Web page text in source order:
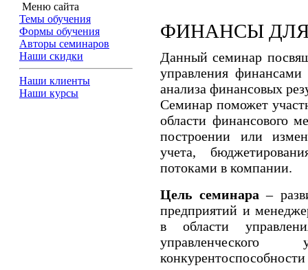
Меню сайта
Темы обучения
Формы обучения
Авторы семинаров
Наши скидки
Наши клиенты
Наши курсы
ФИНАНСЫ
Данный семинар
управления
анализа финансовых
Семинар поможет
области финансового
построении или
учета,
потоками в компании.
Цель семинара –
предприятий и
в области